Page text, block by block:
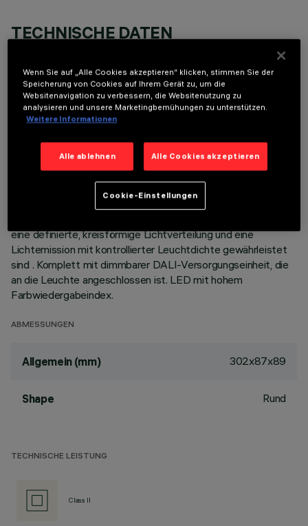
TECHNISCHE DATEN
BESCHREIBUNG
Rechteckige Einbauleuchte mit LED. Strukturgehäuse aus
Korpus aus Aluminiumdruckguss mit 10 Zellen sieht die
Möglichkeit vor, die Lichtemission mit einer Schwenkung von
+/- 30° auszurichten. Hochauflösungsoptiken aus
metallisiertem Thermoplast, in zurückgesetzter Position in
den schwarzen Blendschutz integriert; das optische System
eine definierte, kreisförmige Lichtverteilung und eine
Lichtemission mit kontrollierter Leuchtdichte gewährleistet
sind . Komplett mit dimmbarer DALI-Versorgungseinheit, die
an die Leuchte angeschlossen ist. LED mit hohem
Farbwiedergabeindex.
ABMESSUNGEN
Allgemein (mm) 302x87x89
Shape Rund
TECHNISCHE LEISTUNG
Class II
Wenn Sie auf „Alle Cookies akzeptieren“ klicken, stimmen Sie der
Speicherung von Cookies auf Ihrem Gerät zu, um die
Websitenavigation zu verbessern, die Websitenutzung zu
analysieren und unsere Marketingbemühungen zu unterstützen.
Weitere Informationen
Alle ablehnen Alle Cookies akzeptieren
Cookie-Einstellungen